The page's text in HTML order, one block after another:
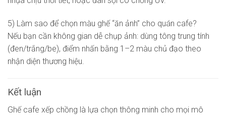
5) Làm sao để chọn màu ghế “ăn ảnh” cho quán cafe?
Nếu bạn cần không gian dễ chụp ảnh: dùng tông trung tính
(đen/trắng/be), điểm nhấn bằng 1–2 màu chủ đạo theo
nhận diện thương hiệu.
Kết luận
Ghế cafe xếp chồng là lựa chọn thông minh cho mọi mô